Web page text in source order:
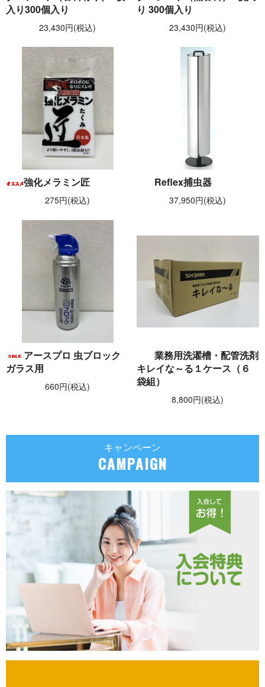
入り300個入り
23,430円(税込)
り 300個入り
23,430円(税込)
強化メラミン匠
275円(税込)
Reflex捕虫器
37,950円(税込)
アースプロ 虫ブロック
ガラス用
660円(税込)
業務用洗濯槽・配管洗剤
キレイな～る１ケース（６
袋組）
8,800円(税込)
キャンペーン
CAMPAIGN